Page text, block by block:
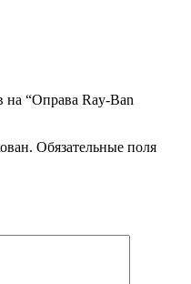
на “Оправа Ray-Ban
Обязательные поля